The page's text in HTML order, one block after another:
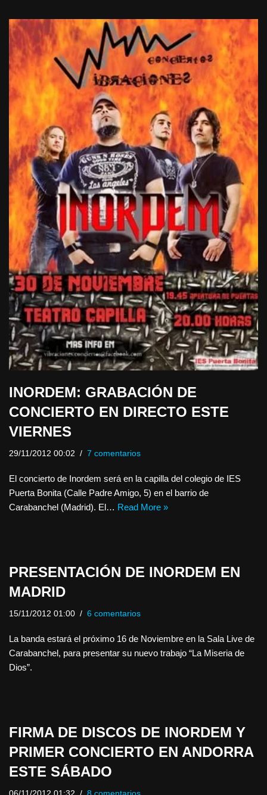
INORDEM: GRABACIÓN DE
CONCIERTO EN DIRECTO ESTE
VIERNES
29/11/2012 00:02 7 comentarios
El concierto de Inordem será en la capilla del colegio de IES
Puerta Bonita (Calle Padre Amigo, 5) en el barrio de
Carabanchel (Madrid). El… Read More »
PRESENTACIÓN DE INORDEM EN
MADRID
15/11/2012 01:00 6 comentarios
La banda estará el próximo 16 de Noviembre en la Sala Live de
Carabanchel, para presentar su nuevo trabajo “La Miseria de
Dios”.
FIRMA DE DISCOS DE INORDEM Y
PRIMER CONCIERTO EN ANDORRA
ESTE SÁBADO